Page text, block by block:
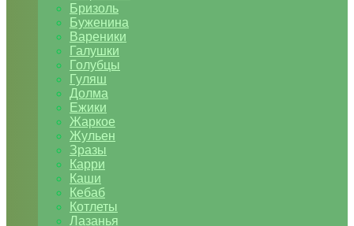
Бризоль
Буженина
Вареники
Галушки
Голубцы
Гуляш
Долма
Ежики
Жаркое
Жульен
Зразы
Карри
Каши
Кебаб
Котлеты
Лазанья